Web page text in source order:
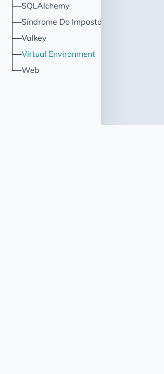
SQLAlchemy
Síndrome Do Impostor
Valkey
Virtual Environment
Web